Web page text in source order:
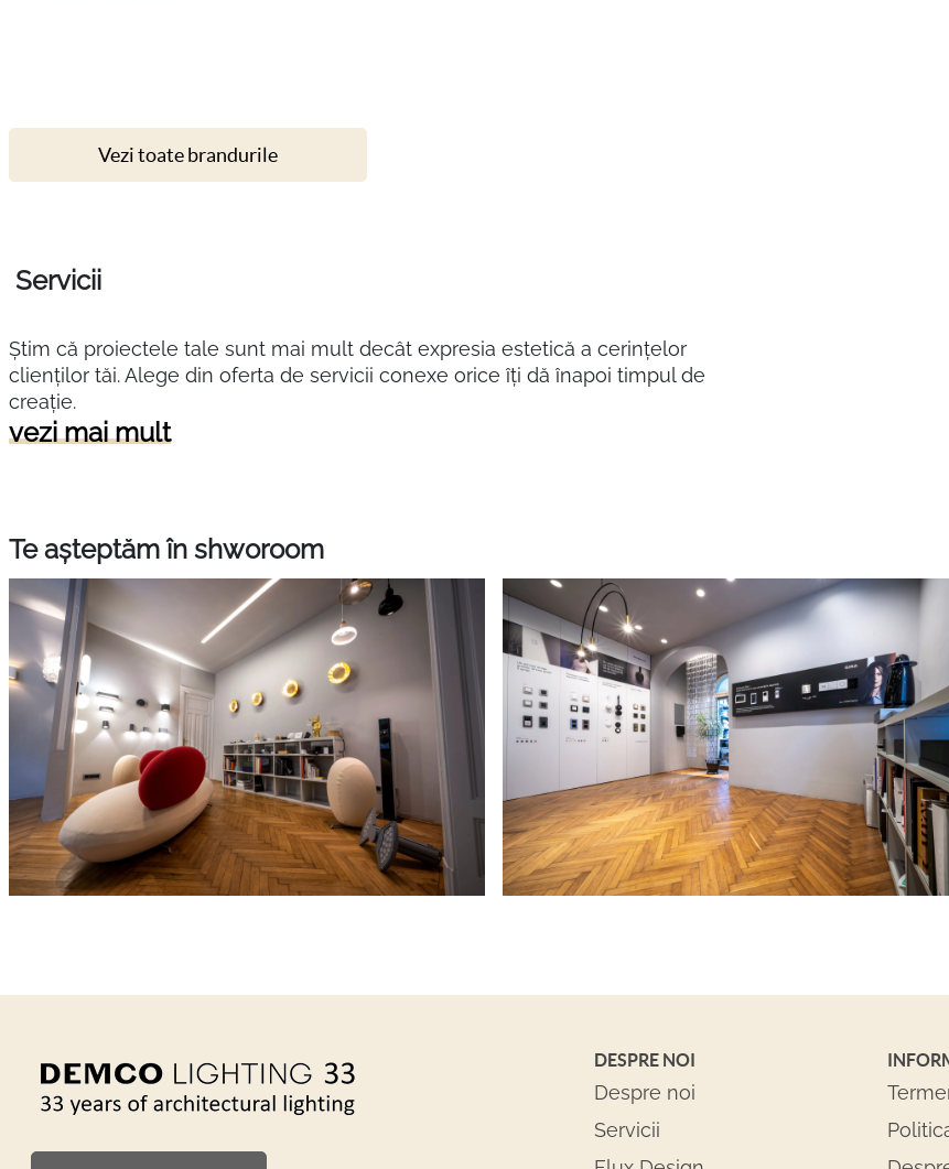
Vezi toate brandurile
Servicii
Știm că proiectele tale sunt mai mult decât expresia estetică a cerințelor
clienților tăi. Alege din oferta de servicii conexe orice îți dă înapoi timpul de
creație.
vezi mai mult
Te așteptăm în shworoom
DESPRE NOI
Despre noi
Servicii